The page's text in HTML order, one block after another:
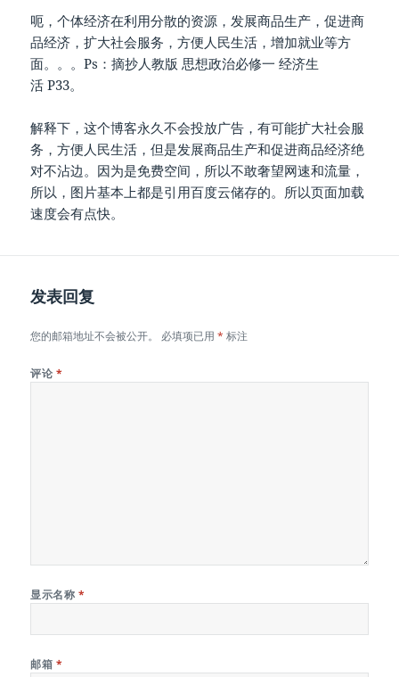
呃，个体经济在利用分散的资源，发展商品生产，促进商
品经济，扩大社会服务，方便人民生活，增加就业等方
面。。。Ps：摘抄人教版 思想政治必修一 经济生
活 P33。
解释下，这个博客永久不会投放广告，有可能扩大社会服
务，方便人民生活，但是发展商品生产和促进商品经济绝
对不沾边。因为是免费空间，所以不敢奢望网速和流量，
所以，图片基本上都是引用百度云储存的。所以页面加载
速度会有点快。
发表回复
您的邮箱地址不会被公开。 必填项已用* 标注
评论 *
显示名称 *
邮箱 *